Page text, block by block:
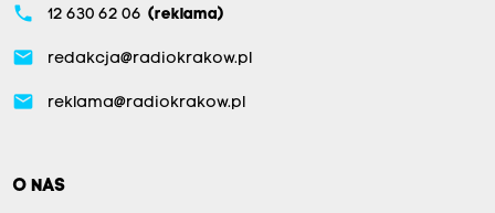
phone 12 630 62 06 (reklama)
email redakcja@radiokrakow.pl
email reklama@radiokrakow.pl
O NAS